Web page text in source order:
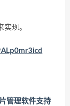
现。
管理软件支持